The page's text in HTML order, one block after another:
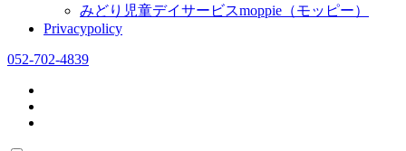
みどり児童デイサービスmoppie（モッピー）
Privacypolicy
052-702-4839